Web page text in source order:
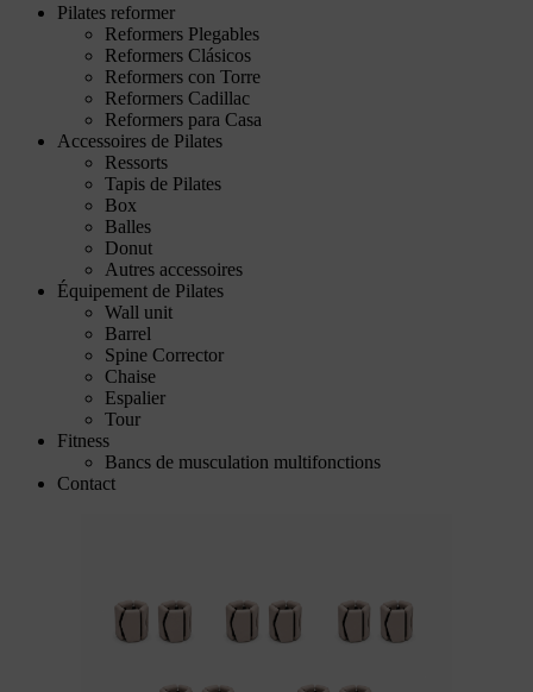
Pilates reformer
Reformers Plegables
Reformers Clásicos
Reformers con Torre
Reformers Cadillac
Reformers para Casa
Accessoires de Pilates
Ressorts
Tapis de Pilates
Box
Balles
Donut
Autres accessoires
Équipement de Pilates
Wall unit
Barrel
Spine Corrector
Chaise
Espalier
Tour
Fitness
Bancs de musculation multifonctions
Contact